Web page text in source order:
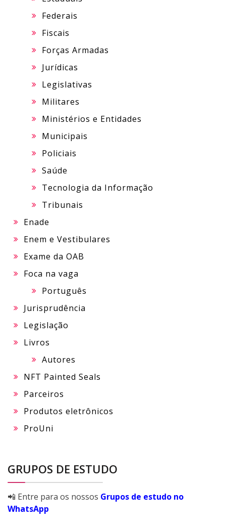
Federais
Fiscais
Forças Armadas
Jurídicas
Legislativas
Militares
Ministérios e Entidades
Municipais
Policiais
Saúde
Tecnologia da Informação
Tribunais
Enade
Enem e Vestibulares
Exame da OAB
Foca na vaga
Português
Jurisprudência
Legislação
Livros
Autores
NFT Painted Seals
Parceiros
Produtos eletrônicos
ProUni
GRUPOS DE ESTUDO
📲 Entre para os nossos Grupos de estudo no
WhatsApp